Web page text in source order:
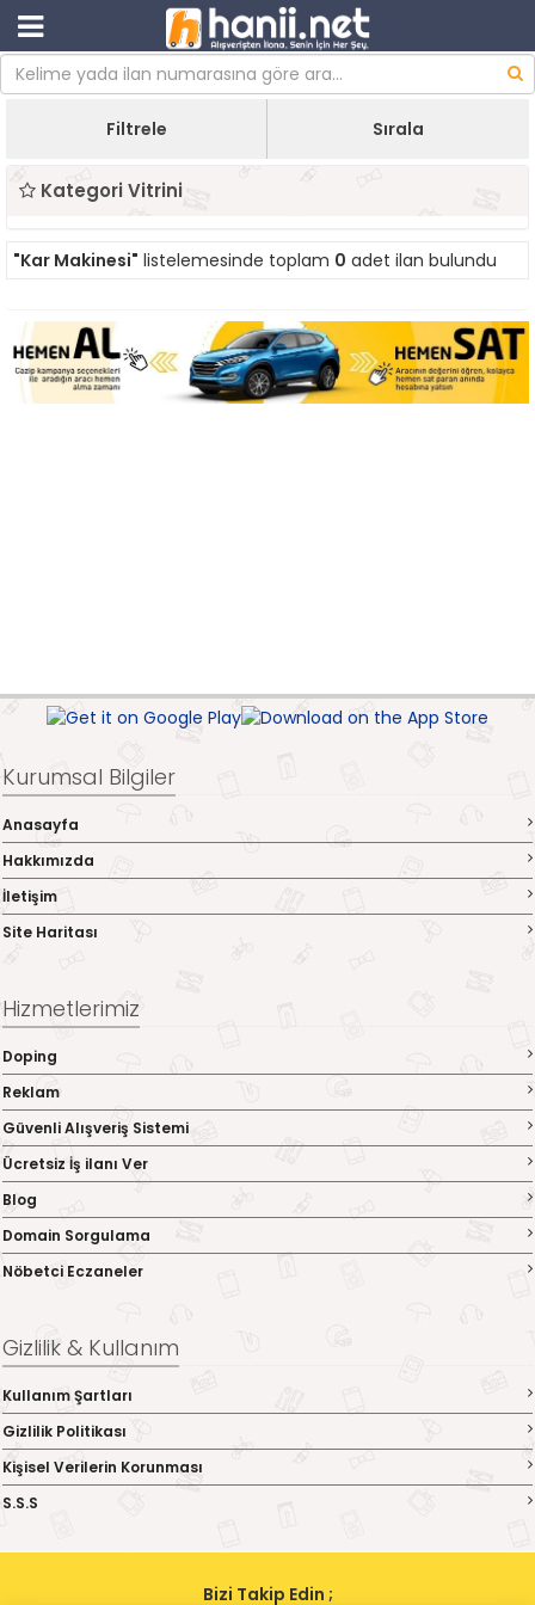
Filtrele Sırala
Kategori Vitrini
"Kar Makinesi" listelemesinde toplam 0 adet ilan bulundu
Kurumsal Bilgiler
Anasayfa
Hakkımızda
İletişim
Site Haritası
Hizmetlerimiz
Doping
Reklam
Güvenli Alışveriş Sistemi
Ücretsiz İş ilanı Ver
Blog
Domain Sorgulama
Nöbetci Eczaneler
Gizlilik & Kullanım
Kullanım Şartları
Gizlilik Politikası
Kişisel Verilerin Korunması
S.S.S
Bizi Takip Edin ;